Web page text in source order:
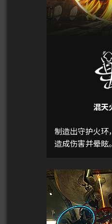
混天
制造出守护火环
造成伤害并晕眩。